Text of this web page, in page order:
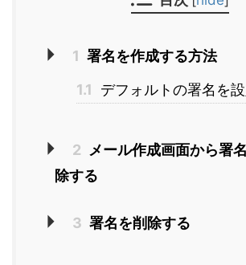
1 署名を作成する方法
1.1
デフォルトの署名を
2
メール作成画面から署
除する
3 署名を削除する